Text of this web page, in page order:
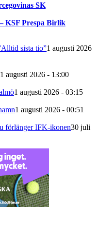
SK
KSF Prespa Birlik
sista tio”1 augusti 2026
1 augusti 2026 - 13:00
1 augusti 2026 - 03:15
1 augusti 2026 - 00:51
förlänger IFK-ikonen30 juli